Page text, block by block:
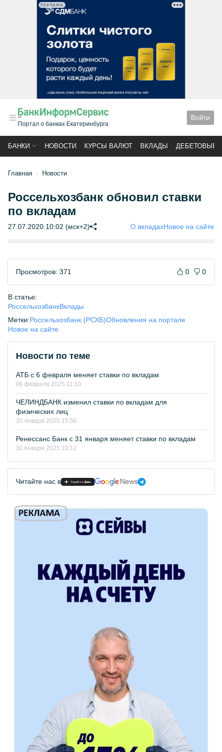
РЕКЛАМА
Портал о банках Екатеринбурга
Войти
БАНКИ НОВОСТИ КУРСЫ ВАЛЮТ ВКЛАДЫ ДЕБЕТОВЫЕ
Главная Новости
Россельхозбанк обновил ставки
по вкладам
27.07.2020 10:02 (мск+2) О вкладахНовое на сайте
Просмотров: 371 0 0
В статье:
РоссельхозбанкВклады
Метки:Россельхозбанк (РСХБ)Обновления на портале
Новое на сайте
Новости по теме
АТБ с 6 февраля меняет ставки по вкладам
06 февраля 2025 11:10
ЧЕЛИНДБАНК изменил ставки по вкладам для
физических лиц
30 января 2025 15:56
Ренессанс Банк с 31 января меняет ставки по вкладам
30 января 2025 10:12
Читайте нас в